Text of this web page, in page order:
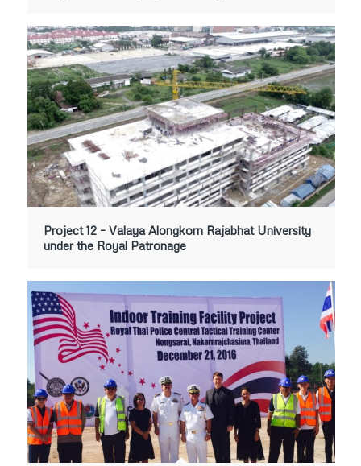
Project 12 – Valaya Alongkorn Rajabhat University
under the Royal Patronage